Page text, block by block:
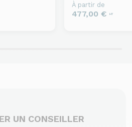
À partir de
477,00 € HT
UN CONSEILLER